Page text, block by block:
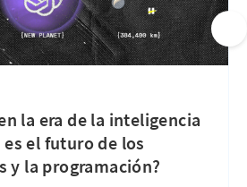
la era de la inteligencia
el futuro de los
y la programación?